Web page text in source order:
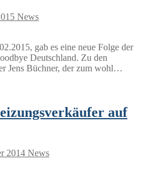
News
gab es eine neue Folge der
Deutschland. Zu den
Jens Büchner, der zum wohl…
auf
2014 News